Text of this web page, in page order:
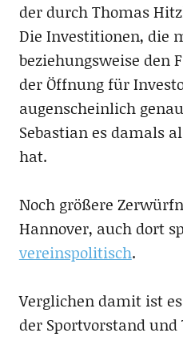
der durch Thomas
Die Investitionen, die
beziehungsweise den
der Öffnung für
augenscheinlich
Sebastian es damals
hat.
Noch größere
Hannover, auch dort
vereinspolitisch.
Verglichen damit ist
der Sportvorstand